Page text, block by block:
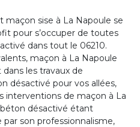
maçon sise à La Napoule se
pour s’occuper de toutes
dans tout le 06210.
maçon à La Napoule
les travaux de
désactivé pour vos allées,
interventions de maçon à La
désactivé étant
son professionnalisme,